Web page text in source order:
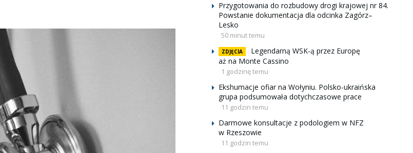
Przygotowania do rozbudowy drogi krajowej nr 84.
Powstanie dokumentacja dla odcinka Zagórz–
Lesko
50 minut temu
ZDJĘCIA
Legendarną WSK-ą przez Europę
aż na Monte Cassino
1 godzinę temu
Ekshumacje ofiar na Wołyniu. Polsko-ukraińska
grupa podsumowała dotychczasowe prace
11 godzin temu
Darmowe konsultacje z podologiem w NFZ
w Rzeszowie
11 godzin temu